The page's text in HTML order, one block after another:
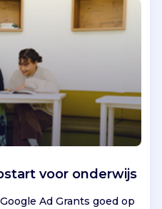
voor onderwijs
Ad Grants goed op